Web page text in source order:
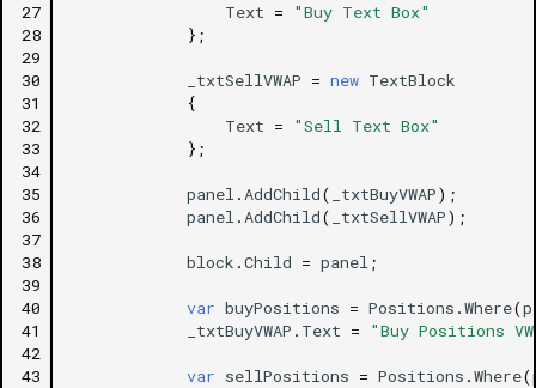
27
28
29
30
31
32
33
34
35
36
37
38
39
40
41
42
43
Text =
"Buy Text Box"
};
_txtSellVWAP = new TextBlock
{
Text =
"Sell Text Box"
};
panel . AddChild( _txtBuyVWAP);
panel . AddChild( _txtSellVWAP);
block .Child = panel ;
var buyPositions = Positions .Where(p
_txtBuyVWAP . Text = "Buy Positions
var sellPositions = Positions .Where(